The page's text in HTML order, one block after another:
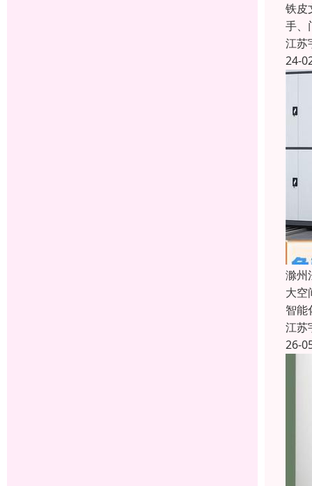
铁皮
手、
江苏
24-
滁州
大空
智能
江苏
26-